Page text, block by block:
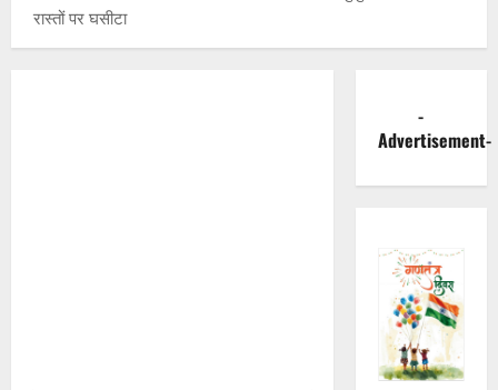
रास्तों पर घसीटा
-
Advertisement-